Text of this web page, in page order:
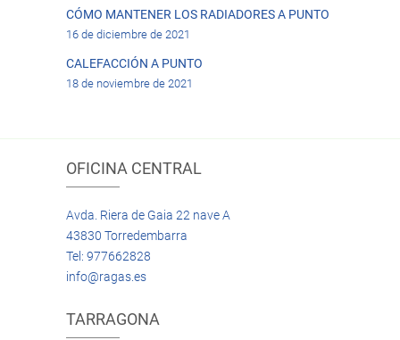
CÓMO MANTENER LOS RADIADORES A PUNTO
16 de diciembre de 2021
CALEFACCIÓN A PUNTO
18 de noviembre de 2021
OFICINA CENTRAL
Avda. Riera de Gaia 22 nave A
43830 Torredembarra
Tel: 977662828
info@ragas.es
TARRAGONA